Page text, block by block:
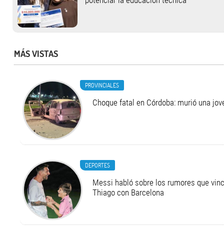
MÁS VISTAS
PROVINCIALES
Choque fatal en Córdoba: murió una
DEPORTES
Messi habló sobre los rumores que
Thiago con Barcelona